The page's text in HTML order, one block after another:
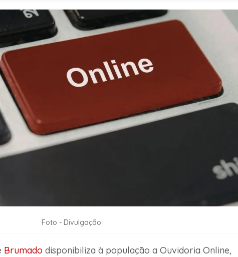
Foto - Divulgação
Brumado disponibiliza à população a Ouvidoria Online,